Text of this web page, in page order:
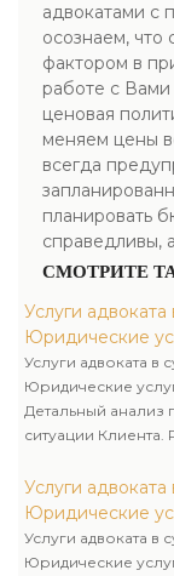
адвокатами с
осознаем, что
фактором в
работе с
ценовая
меняем цены
всегда
планировать
справедливы,
СМОТРИТЕ
Услуги адвоката
Юридические
Услуги адвоката в
Юридические
Детальный
ситуации Клиента.
документов для
урегулирования
(претензии,
уплате
Услуги адвоката
Юридические
Услуги адвоката в
Юридические